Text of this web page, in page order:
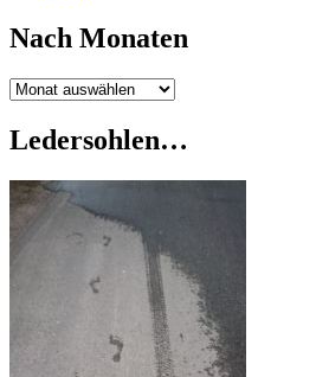
Nach Monaten
Nach
Ledersohlen…